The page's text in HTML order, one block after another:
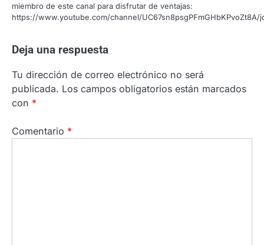
miembro de este canal para disfrutar de ventajas:
https://www.youtube.com/channel/UC67sn8psgPFmGHbKPvoZt8A/
Deja una respuesta
Tu dirección de correo electrónico no será
publicada. Los campos obligatorios están marcados
con *
Comentario *